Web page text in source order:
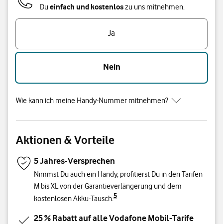
Dueinfach und kostenloszu uns mitnehmen.
Ja
Nein
Wie kann ich meine Handy-Nummer mitnehmen?
Aktionen & Vorteile
5 Jahres-Versprechen
Nimmst Du auch ein Handy, profitierst Du in den Tarifen
M bis XL von der Garantieverlängerung und dem
kostenlosen Akku-Tausch.5
25 % Rabatt auf alle Vodafone Mobil-Tarife